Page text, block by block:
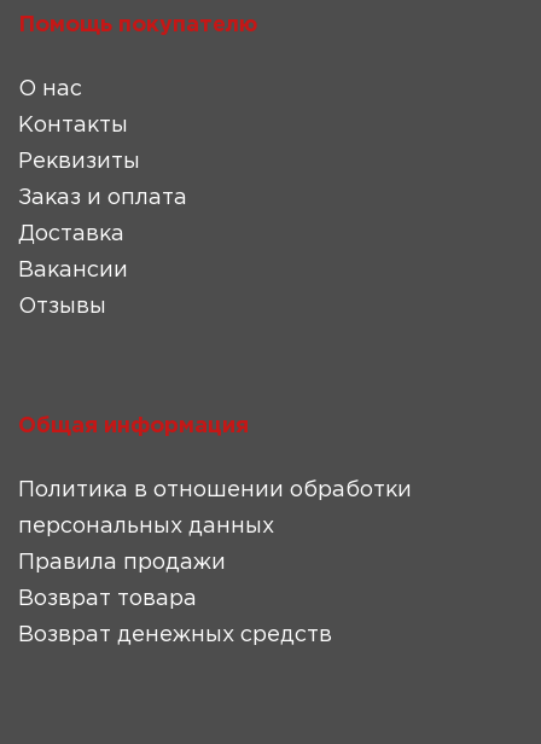
Помощь покупателю
О нас
Контакты
Реквизиты
Заказ и оплата
Доставка
Вакансии
Отзывы
Общая информация
Политика в отношении обработки
персональных данных
Правила продажи
Возврат товара
Возврат денежных средств